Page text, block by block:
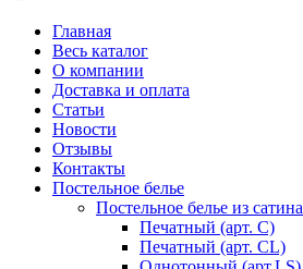
Главная
Весь каталог
О компании
Доставка и оплата
Статьи
Новости
Отзывы
Контакты
Постельное белье
Постельное белье из сатина
Печатный (арт. С)
Печатный (арт. СL)